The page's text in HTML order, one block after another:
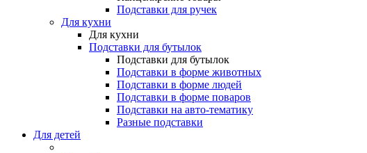
Подставки для ручек
Для кухни
Для кухни
Подставки для бутылок
Подставки для бутылок
Подставки в форме животных
Подставки в форме людей
Подставки в форме поваров
Подставки на авто-тематику
Разные подставки
Для детей